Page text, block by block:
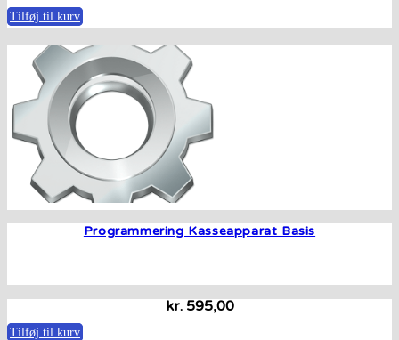
Tilføj til kurv
Programmering Kasseapparat Basis
kr.595,00
Tilføj til kurv